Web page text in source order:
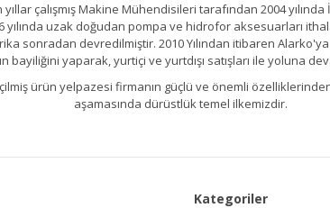
Gönder
çalışmış Makine Mühendisileri tarafından 2004
yılında uzak doğudan pompa ve hidrofor aksesuarları
sonradan devredilmiştir. 2010 Yılından itibaren
bayiliğini yaparak, yurtiçi ve yurtdışı satışları ile yoluna
ürün yelpazesi firmanın güçlü ve önemli
aşamasında dürüstlük temel ilkemizdir.
Kategoriler